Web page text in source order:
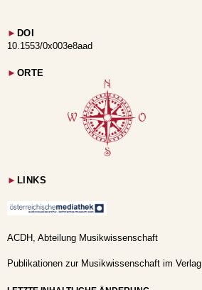
► DOI
10.1553/0x003e8aad
► ORTE
► LINKS
ACDH, Abteilung Musikwissenschaft
Publikationen zur Musikwissenschaft im Verlag